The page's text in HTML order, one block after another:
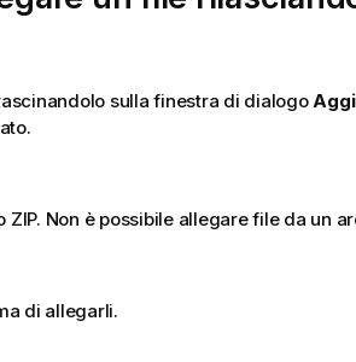
sulla finestra di dialogo
ZIP. Non è possibile allegare file da un
di allegarli.